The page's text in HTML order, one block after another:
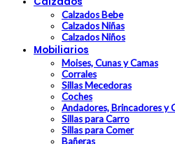
Calzados Bebe
Calzados Niñas
Calzados Niños
Mobiliarios
Moises, Cunas y Camas
Corrales
Sillas Mecedoras
Coches
Andadores, Brincadores y
Sillas para Carro
Sillas para Comer
Bañeras